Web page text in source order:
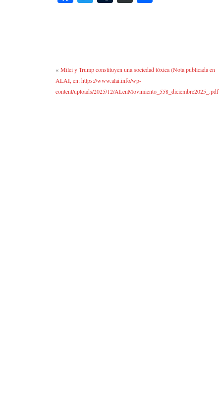
r
« Milei y Trump constituyen una sociedad tóxica (Nota publicada en
ALAI, en: https://www.alai.info/wp-
content/uploads/2025/12/ALenMovimiento_558_diciembre2025_.pdf